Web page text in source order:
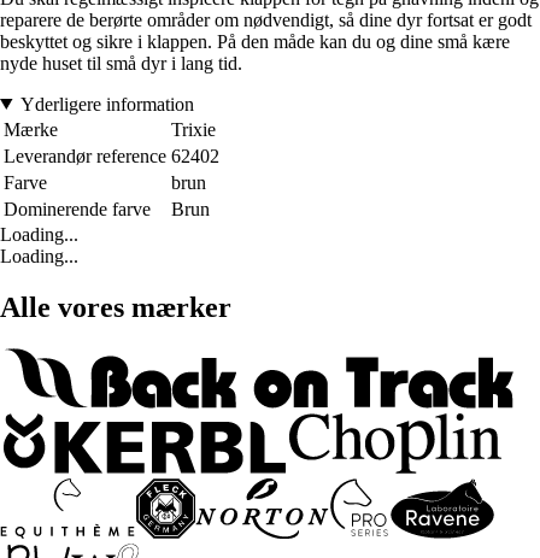
reparere de berørte områder om nødvendigt, så dine dyr fortsat er godt
beskyttet og sikre i klappen. På den måde kan du og dine små kære
nyde huset til små dyr i lang tid.
Yderligere information
Mærke
Trixie
Leverandør reference 62402
Farve
brun
Dominerende farve
Brun
Loading...
Loading...
Alle vores mærker